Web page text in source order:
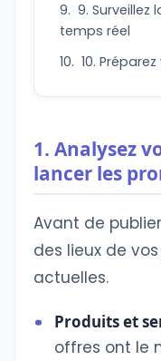
9. Surveillez
temps réel
10.
1. Analysez
lancer les
Avant de
des lieux de
actuelles.
Produits et
offres ont le